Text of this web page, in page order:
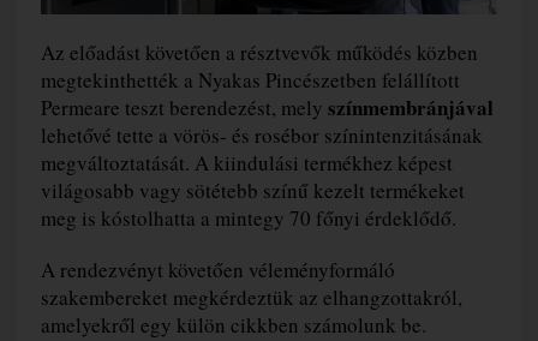
Az előadást követően a résztvevők működés közben
megtekinthették a Nyakas Pincészetben felállított
Permeare teszt berendezést, mely színmembránjával
lehetővé tette a vörös- és rosébor színintenzitásának
megváltoztatását. A kiindulási termékhez képest
világosabb vagy sötétebb színű kezelt termékeket
meg is kóstolhatta a mintegy 70 főnyi érdeklődő.
A rendezvényt követően véleményformáló
szakembereket megkérdeztük az elhangzottakról,
amelyekről egy külön cikkben számolunk be.